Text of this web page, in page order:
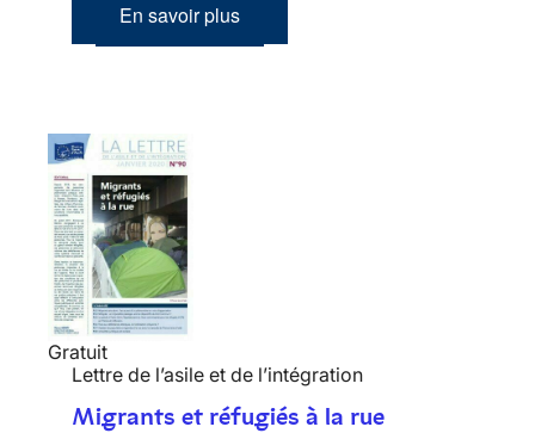
En savoir plus
Gratuit
Lettre de l’asile et de l’intégration
Migrants et réfugiés à la rue